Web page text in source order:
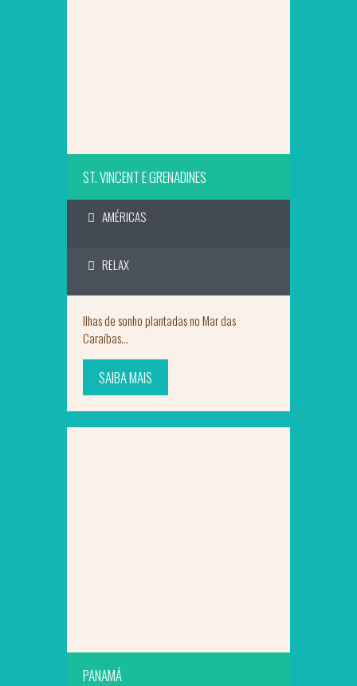
ST. VINCENT E GRENADINES
AMÉRICAS
RELAX
Ilhas de sonho plantadas no Mar das
Caraíbas...
SAIBA MAIS
PANAMÁ